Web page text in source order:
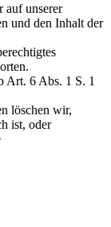
auf unserer
und den Inhalt der
Art. 6 Abs. 1 S. 1
löschen wir,
ist, oder